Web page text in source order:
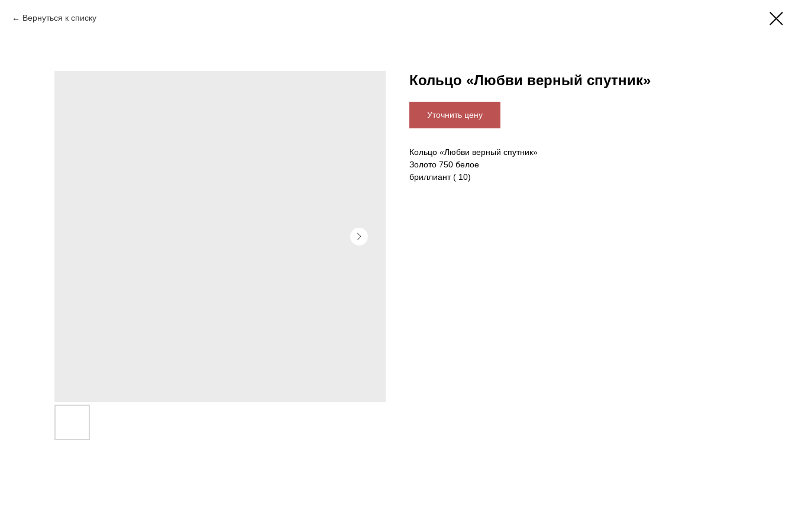
Вернуться к списку
Кольцо «Любви верный спутник»
Уточнить цену
Кольцо «Любви верный спутник»
Золото 750 белое
бриллиант ( 10)